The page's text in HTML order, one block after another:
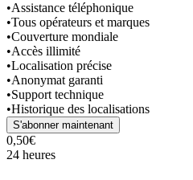
•Assistance téléphonique
•Tous opérateurs et marques
•Couverture mondiale
•Accès illimité
•Localisation précise
•Anonymat garanti
•Support technique
•Historique des localisations
S'abonner maintenant
0,50€
24 heures